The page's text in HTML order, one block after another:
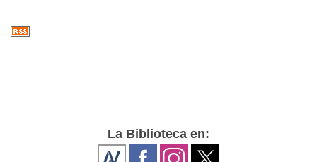
La Biblioteca en: